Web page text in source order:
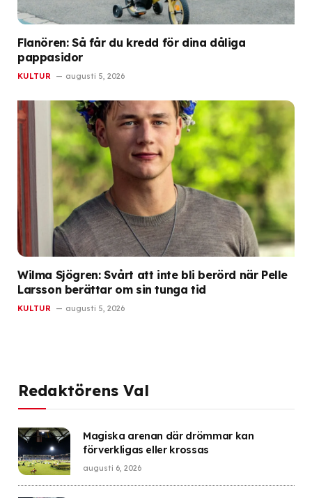
Flanören: Så får du kredd för dina dåliga
pappasidor
KULTUR augusti 5, 2026
Wilma Sjögren: Svårt att inte bli berörd när Pelle
Larsson berättar om sin tunga tid
KULTUR augusti 5, 2026
Redaktörens Val
Magiska arenan där drömmar kan
förverkligas eller krossas
augusti 6, 2026